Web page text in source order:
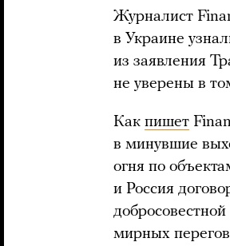
Журналист
в Украине
из заявления
не уверены в
Как пишет
в минувшие
огня по
и Россия
мирных